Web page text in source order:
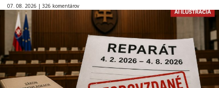
07. 08. 2026 | 326 komentárov